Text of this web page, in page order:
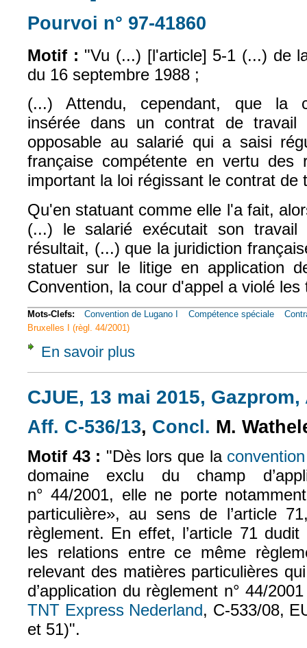
Pourvoi n° 97-41860
Motif : "Vu (...) [l'article] 5-1 (...) de
du 16 septembre 1988 ;
(...) Attendu, cependant, que la
insérée dans un contrat de travail
opposable au salarié qui a saisi
française compétente en vertu des
important la loi régissant le contrat de
Qu'en statuant comme elle l'a fait,
(...) le salarié exécutait son
résultait, (...) que la juridiction
statuer sur le litige en application
Convention, la cour d'appel a violé
Mots-Clefs: Convention de Lugano I Compétence spéciale
Bruxelles I (règl. 44/2001)
En savoir plus
CJUE, 13 mai 2015, Gazprom,
Aff. C-536/13 (le lien est externe)
, Concl. (le lien est
M.
Motif 43 : "Dès lors que la
domaine exclu du champ
n° 44/2001, elle ne porte
particulière», au sens de l’article
règlement. En effet, l’article 71
les relations entre ce même
relevant des matières particulières
d’application du règlement n° 44/
TNT Express Nederland, C‑533/08,
et 51)".